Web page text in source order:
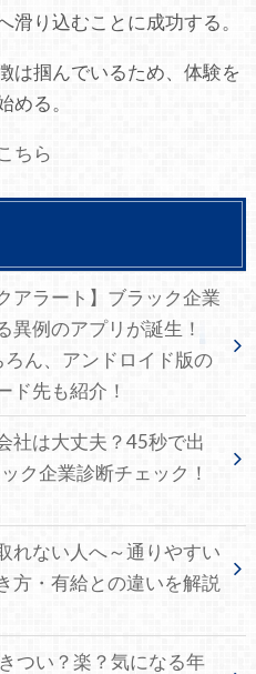
滑り込むことに成功する。
は掴んでいるため、体験を
める。
ちら
アラート】ブラック企業
異例のアプリが誕生！
ろん、アンドロイド版の
ド先も紹介！
社は大丈夫？45秒で出
ク企業診断チェック！
れない人へ～通りやすい
方・有給との違いを解説
つい？楽？気になる年